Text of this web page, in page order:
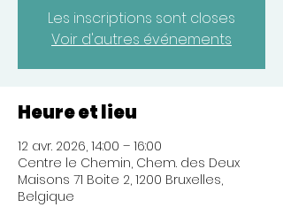
Les inscriptions sont closes
Voir d'autres événements
Heure et lieu
12 avr. 2026, 14:00 – 16:00
Centre le Chemin, Chem. des Deux
Maisons 71 Boite 2, 1200 Bruxelles,
Belgique